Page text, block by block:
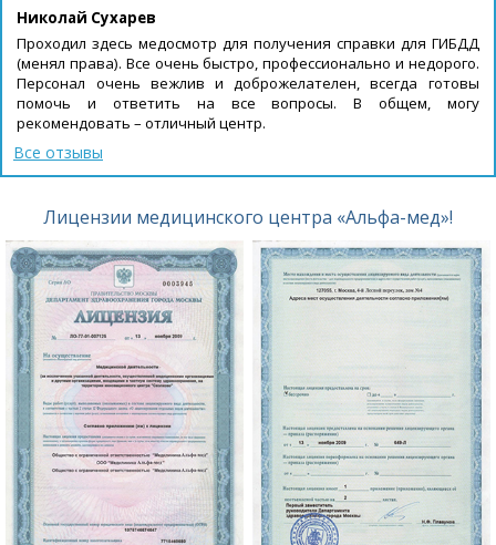
Николай Сухарев
Проходил здесь медосмотр для получения справки для ГИБДД
(менял права). Все очень быстро, профессионально и недорого.
Персонал очень вежлив и доброжелателен, всегда готовы
помочь и ответить на все вопросы. В общем, могу
рекомендовать – отличный центр.
Все отзывы
Лицензии медицинского центра «Альфа-мед»!